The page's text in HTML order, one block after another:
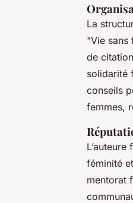
La
"Vie sans
de
solidarité
conseils
femmes,
féminité
mentorat